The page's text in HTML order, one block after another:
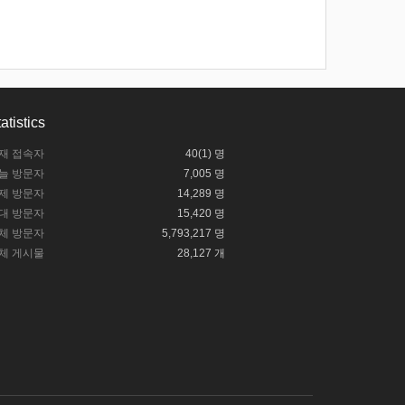
접속자
40(1) 명
방문자
7,005 명
방문자
14,289 명
방문자
15,420 명
방문자
5,793,217 명
게시물
28,127 개